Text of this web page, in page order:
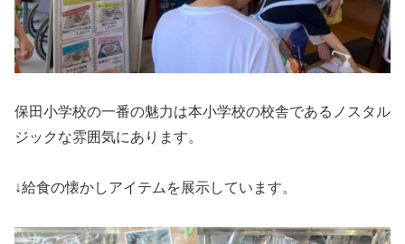
保田小学校の一番の魅力は本小学校の校舎であるノスタル
ジックな雰囲気にあります。
↓給食の懐かしアイテムを展示しています。